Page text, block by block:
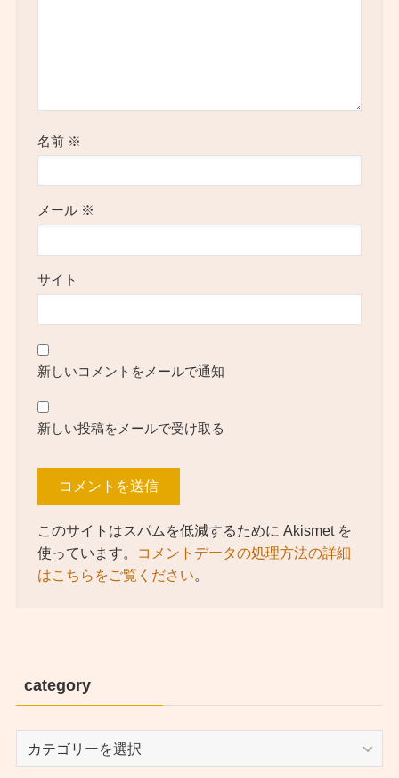
名前 ※
メール ※
サイト
新しいコメントをメールで通知
新しい投稿をメールで受け取る
このサイトはスパムを低減するために Akismet を
使っています。
コメントデータの処理方法の詳細
はこちらをご覧ください。
category
category